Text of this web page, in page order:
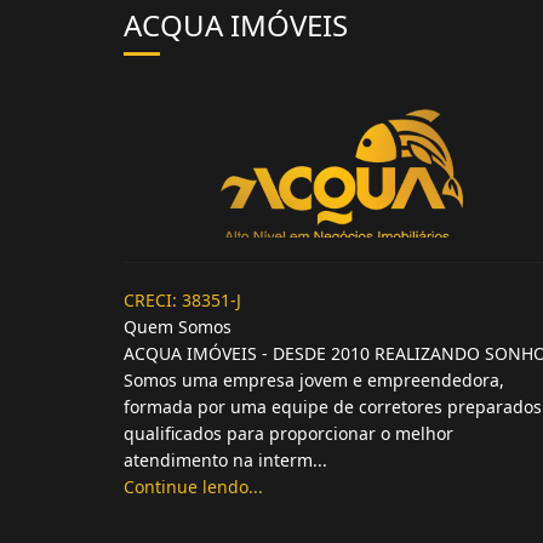
ACQUA IMÓVEIS
CRECI: 38351-J
Quem Somos
ACQUA IMÓVEIS - DESDE 2010 REALIZANDO
Somos uma empresa jovem e empreendedora,
formada por uma equipe de corretores
qualificados para proporcionar o melhor
atendimento na interm...
Continue lendo...